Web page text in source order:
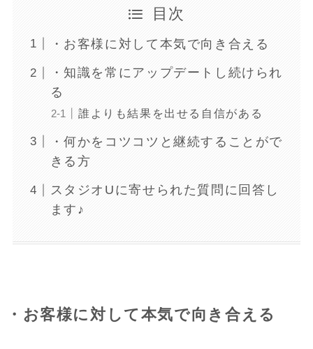
目次
・お客様に対して本気で向き合える
・知識を常にアップデートし続けられ
る
誰よりも結果を出せる自信がある
・何かをコツコツと継続することがで
きる方
スタジオUに寄せられた質問に回答し
ます♪
・お客様に対して本気で向き合える